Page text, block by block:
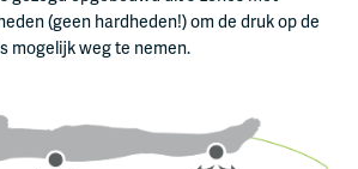
(geen hardheden!) om de druk op de
mogelijk weg te nemen.